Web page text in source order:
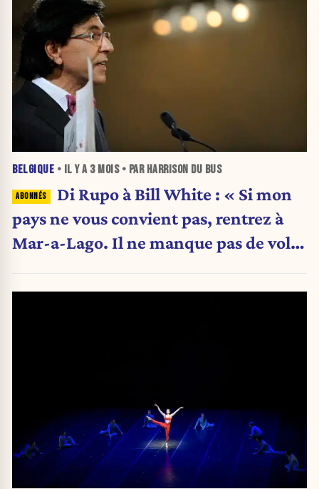
BELGIQUE • IL Y A 3 MOIS• PAR HARRISON DU BUS
Di Rupo à Bill White : « Si mon
pays ne vous convient pas, rentrez à
Mar-a-Lago. Il ne manque pas de vols.